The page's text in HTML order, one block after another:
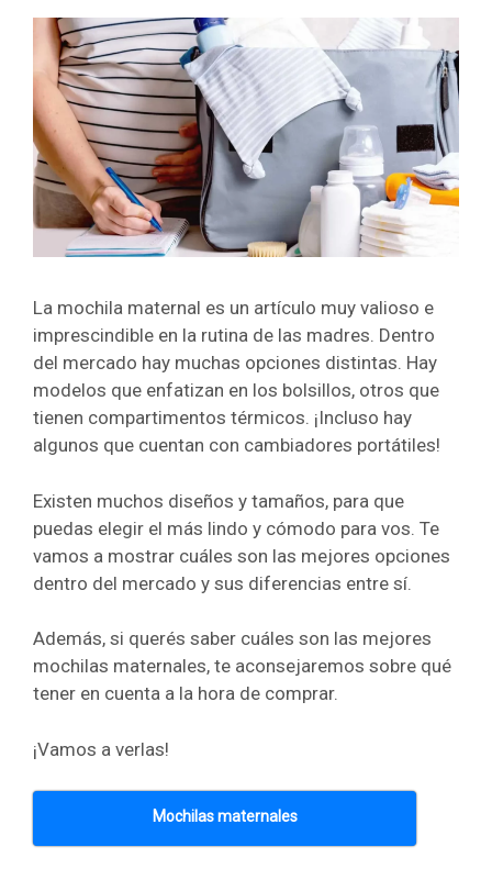
La mochila maternal es un artículo muy valioso e
imprescindible en la rutina de las madres. Dentro
del mercado hay muchas opciones distintas. Hay
modelos que enfatizan en los bolsillos, otros que
tienen compartimentos térmicos. ¡Incluso hay
algunos que cuentan con cambiadores portátiles!
Existen muchos diseños y tamaños, para que
puedas elegir el más lindo y cómodo para vos. Te
vamos a mostrar cuáles son las mejores opciones
dentro del mercado y sus diferencias entre sí.
Además, si querés saber cuáles son las mejores
mochilas maternales, te aconsejaremos sobre qué
tener en cuenta a la hora de comprar.
¡Vamos a verlas!
Mochilas maternales